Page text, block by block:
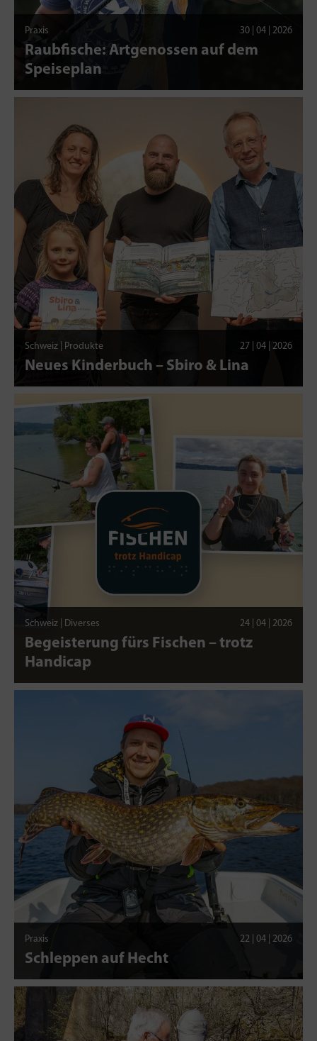
Praxis 30 | 04 | 2026
Raubfische: Artgenossen auf dem
Speiseplan
Schweiz | Produkte 27 | 04 | 2026
Neues Kinderbuch – Sbiro & Lina
Schweiz | Diverses 24 | 04 | 2026
Begeisterung fürs Fischen – trotz
Handicap
Praxis 22 | 04 | 2026
Schleppen auf Hecht